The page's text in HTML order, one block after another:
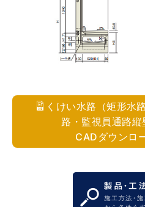
くけい水路（矩形水
路・監視員通路
CADダウンロ